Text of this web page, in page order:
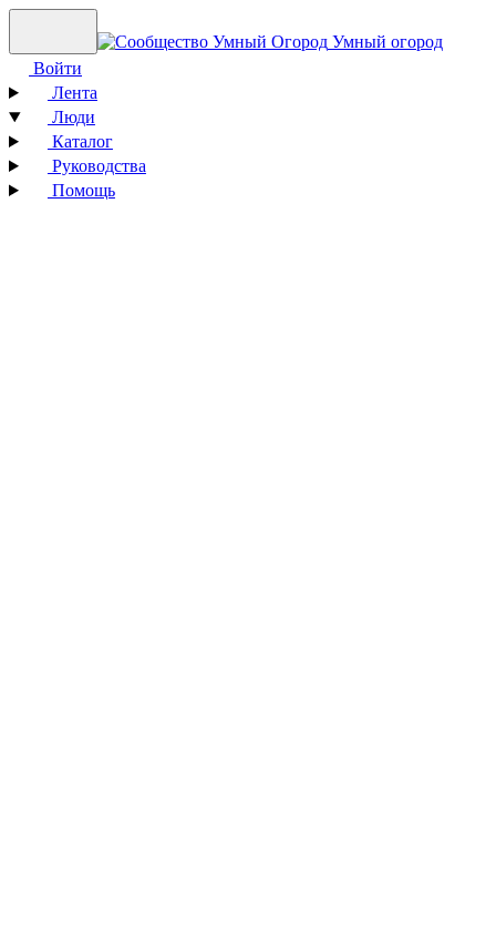
Умный огород
Войти
Лента
Люди
Каталог
Руководства
Помощь